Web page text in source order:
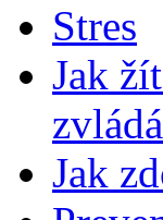
Stres
Jak
Jak